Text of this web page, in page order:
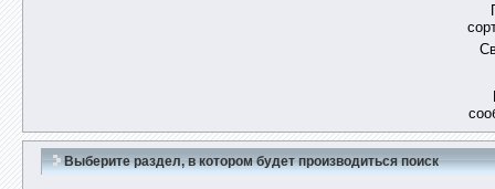
Выберите раздел, в котором будет производиться поиск